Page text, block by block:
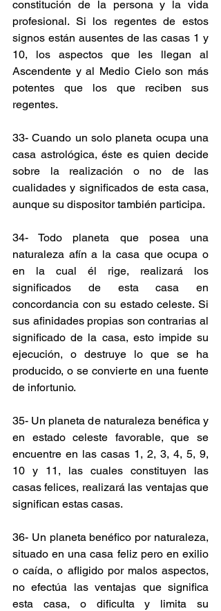
constitución de la persona y la vida
profesional. Si los regentes de estos
signos están ausentes de las casas 1 y
10, los aspectos que les llegan al
Ascendente y al Medio Cielo son más
potentes que los que reciben sus
regentes.
33- Cuando un solo planeta ocupa una
casa astrológica, éste es quien decide
sobre la realización o no de las
cualidades y significados de esta casa,
aunque su dispositor también participa.
34- Todo planeta que posea una
naturaleza afín a la casa que ocupa o
en la cual él rige, realizará los
significados de esta casa en
concordancia con su estado celeste. Si
sus afinidades propias son contrarias al
significado de la casa, esto impide su
ejecución, o destruye lo que se ha
producido, o se convierte en una fuente
de infortunio.
35- Un planeta de naturaleza benéfica y
en estado celeste favorable, que se
encuentre en las casas 1, 2, 3, 4, 5, 9,
10 y 11, las cuales constituyen las
casas felices, realizará las ventajas que
significan estas casas.
36- Un planeta benéfico por naturaleza,
situado en una casa feliz pero en exilio
o caída, o afligido por malos aspectos,
no efectúa las ventajas que significa
esta casa, o dificulta y limita su